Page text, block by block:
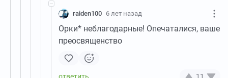
raiden100 6 лет назад
Орки* неблагодарные! Опечаталися, ваше
преосвященство